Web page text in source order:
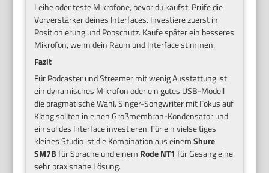
Leihe oder teste Mikrofone, bevor du kaufst. Prüfe die
Vorverstärker deines Interfaces. Investiere zuerst in
Positionierung und Popschutz. Kaufe später ein besseres
Mikrofon, wenn dein Raum und Interface stimmen.
Fazit
Für Podcaster und Streamer mit wenig Ausstattung ist
ein dynamisches Mikrofon oder ein gutes USB-Modell
die pragmatische Wahl. Singer-Songwriter mit Fokus auf
Klang sollten in einen Großmembran-Kondensator und
ein solides Interface investieren. Für ein vielseitiges
kleines Studio ist die Kombination aus einemShure
SM7Bfür Sprache und einem Rode NT1 für Gesang eine
sehr praxisnahe Lösung.